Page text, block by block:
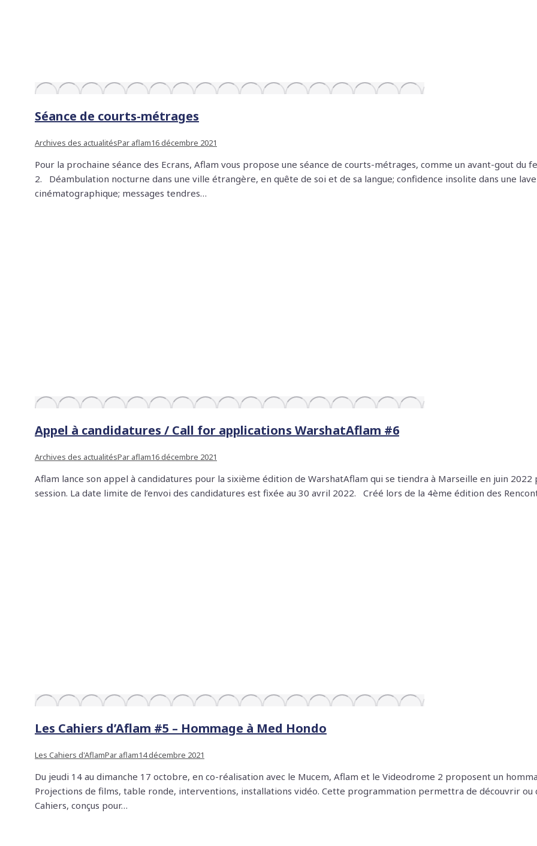
Séance de courts-métrages
Archives des actualitésPar aflam16 décembre 2021
Pour la prochaine séance des Ecrans, Aflam vous propose une séance de courts-métrages, comme un avant-gout du
2. Déambulation nocturne dans une ville étrangère, en quête de soi et de sa langue; confidence insolite dans une
cinématographique; messages tendres…
Appel à candidatures / Call for applications WarshatAflam #6
Archives des actualitésPar aflam16 décembre 2021
Aflam lance son appel à candidatures pour la sixième édition de WarshatAflam qui se tiendra à Marseille en juin
session. La date limite de l’envoi des candidatures est fixée au 30 avril 2022. Créé lors de la 4ème édition des
Les Cahiers d’Aflam #5 – Hommage à Med Hondo
Les Cahiers d'AflamPar aflam14 décembre 2021
Du jeudi 14 au dimanche 17 octobre, en co-réalisation avec le Mucem, Aflam et le Videodrome 2 proposent un
Projections de films, table ronde, interventions, installations vidéo. Cette programmation permettra de découvrir ou
Cahiers, conçus pour…